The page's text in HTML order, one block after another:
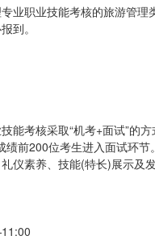
业职业技能考核的旅游管
到。
能考核采取“机考+面试”的
前200位考生进入面试环
仪素养、技能(特长)展示及